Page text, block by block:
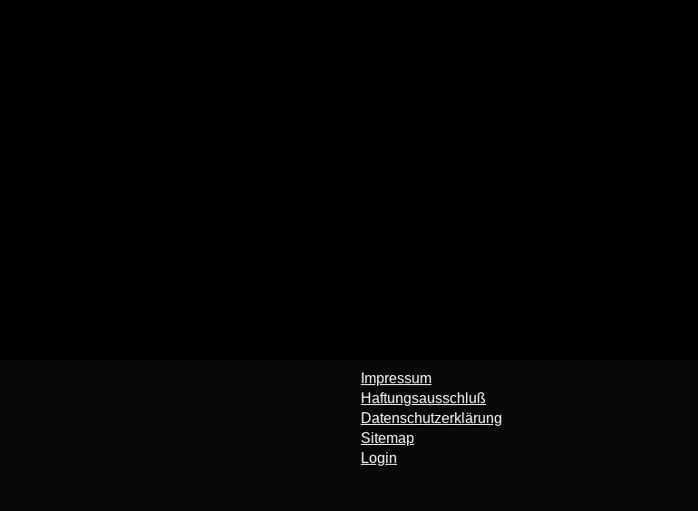
Impressum
Haftungsausschluß
Datenschutzerklärung
Sitemap
Login